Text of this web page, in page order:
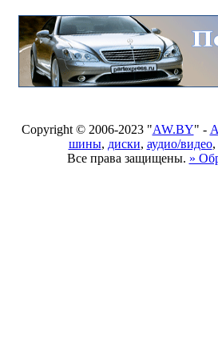
Copyright © 2006-2023 "AW.BY" -
шины, диски, аудио/видео,
Все права защищены. »